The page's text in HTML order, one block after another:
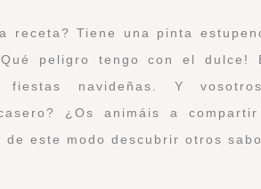
receta? Tiene una pinta
peligro tengo con el dulce!
navideñas. Y
¿Os animáis a
este modo descubrir otros